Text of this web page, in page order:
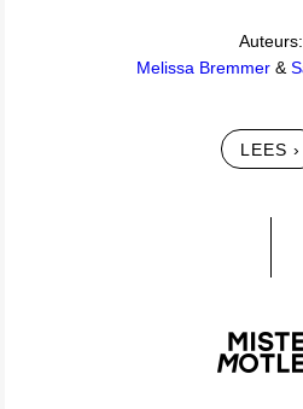
Auteurs:
Melissa Bremmer &
LEES ›